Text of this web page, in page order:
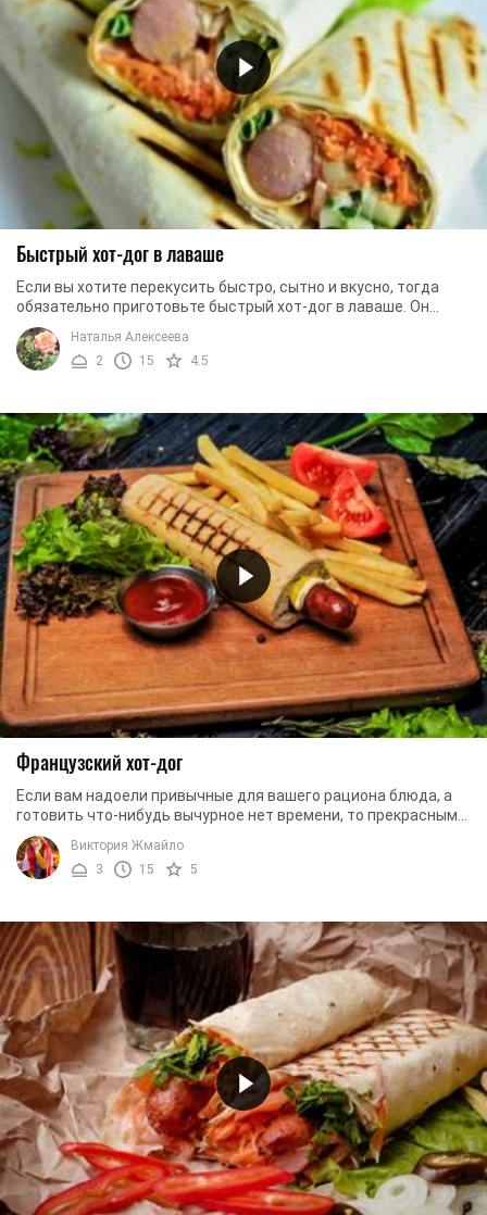
Быстрый хот-дог в лаваше
Если вы хотите перекусить быстро, сытно и вкусно, тогда
обязательно приготовьте быстрый хот-дог в лаваше. Он
готовится легко, из бюджетных и ...
Наталья Алексеева
2
15 4.5
Французский хот-дог
Если вам надоели привычные для вашего рациона блюда, а
готовить что-нибудь вычурное нет времени, то прекрасным
вариантом будет приготовление ...
Виктория Жмайло
3
15 5